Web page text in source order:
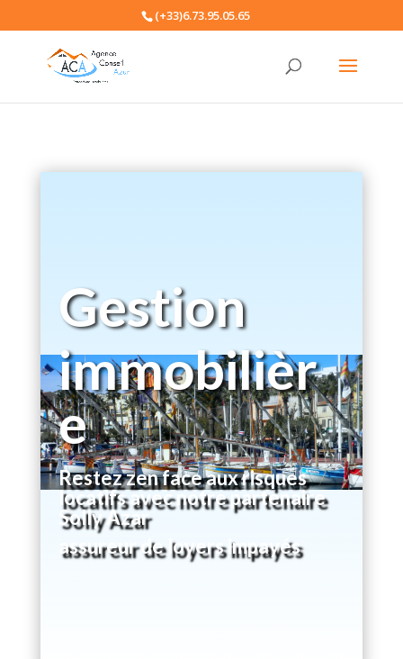
(+33)6.73.95.05.65
Gestion
immobilièr
e
Restez zen face aux risques
locatifs avec notre partenaire
Solly Azar
assureur de loyers impayés